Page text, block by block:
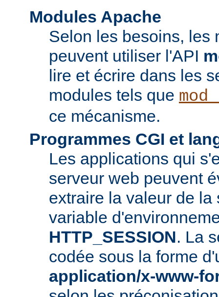
Modules Apache
Selon les besoins, les
peuvent utiliser l'API
lire et écrire dans les
modules tels que
ce mécanisme.
Programmes CGI et
Les applications qui
serveur web peuvent
extraire la valeur de la
variable
HTTP_SESSION. La
codée sous la forme
application/x-www-